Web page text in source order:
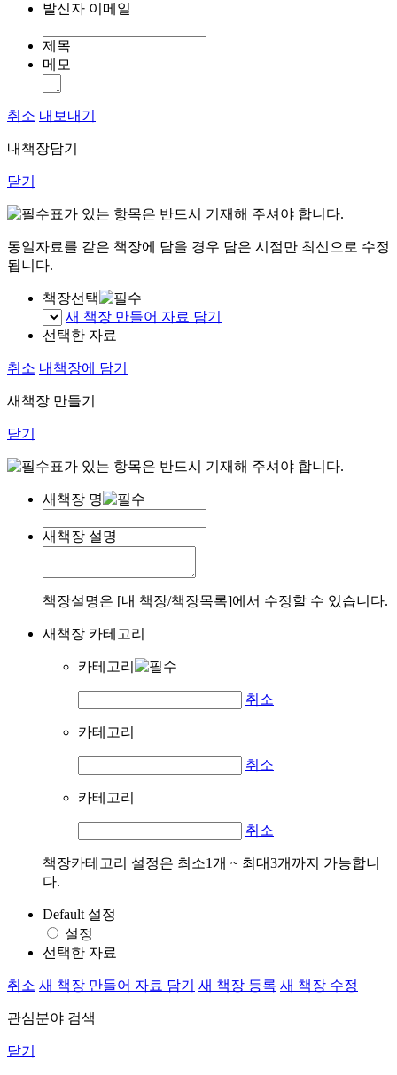
발신자 이메일
제목
메모
취소 내보내기
내책장담기
닫기
표가 있는 항목은 반드시 기재해 주셔야 합니다.
동일자료를 같은 책장에 담을 경우 담은 시점만 최신으로 수정
됩니다.
책장선택
새 책장 만들어 자료 담기
선택한 자료
취소 내책장에 담기
새책장 만들기
닫기
표가 있는 항목은 반드시 기재해 주셔야 합니다.
새책장 명
새책장 설명
책장설명은 [내 책장/책장목록]에서 수정할 수 있습니다.
새책장 카테고리
카테고리
취소
카테고리
취소
카테고리
취소
책장카테고리 설정은 최소1개 ~ 최대3개까지 가능합니
다.
Default 설정
설정
선택한 자료
취소 새 책장 만들어 자료 담기 새 책장 등록 새 책장 수정
관심분야 검색
닫기